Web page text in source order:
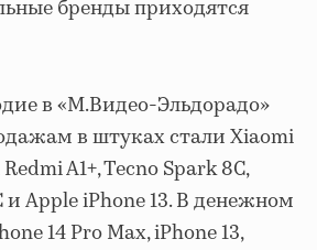
бренды приходятся
в «М.Видео-Эльдорадо»
в штуках стали Xiaomi
A1+, Tecno Spark 8C,
и Apple iPhone 13. В денежном
14 Pro Max, iPhone 13,